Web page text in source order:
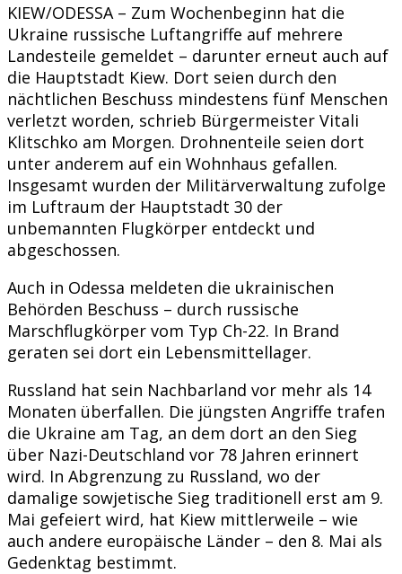
KIEW/ODESSA – Zum Wochenbeginn hat die
Ukraine russische Luftangriffe auf mehrere
Landesteile gemeldet – darunter erneut auch auf
die Hauptstadt Kiew. Dort seien durch den
nächtlichen Beschuss mindestens fünf Menschen
verletzt worden, schrieb Bürgermeister Vitali
Klitschko am Morgen. Drohnenteile seien dort
unter anderem auf ein Wohnhaus gefallen.
Insgesamt wurden der Militärverwaltung zufolge
im Luftraum der Hauptstadt 30 der
unbemannten Flugkörper entdeckt und
abgeschossen.
Auch in Odessa meldeten die ukrainischen
Behörden Beschuss – durch russische
Marschflugkörper vom Typ Ch-22. In Brand
geraten sei dort ein Lebensmittellager.
Russland hat sein Nachbarland vor mehr als 14
Monaten überfallen. Die jüngsten Angriffe trafen
die Ukraine am Tag, an dem dort an den Sieg
über Nazi-Deutschland vor 78 Jahren erinnert
wird. In Abgrenzung zu Russland, wo der
damalige sowjetische Sieg traditionell erst am 9.
Mai gefeiert wird, hat Kiew mittlerweile – wie
auch andere europäische Länder – den 8. Mai als
Gedenktag bestimmt.